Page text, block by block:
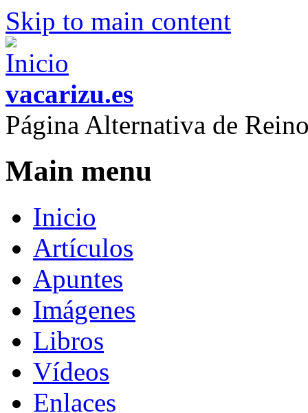
Skip to main content
vacarizu.es
Página Alternativa de
Main menu
Inicio
Artículos
Apuntes
Imágenes
Libros
Vídeos
Enlaces